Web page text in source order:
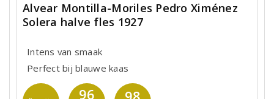
Alvear Montilla-Moriles Pedro Ximénez
Solera halve fles 1927
Intens van smaak
Perfect bij blauwe kaas
96